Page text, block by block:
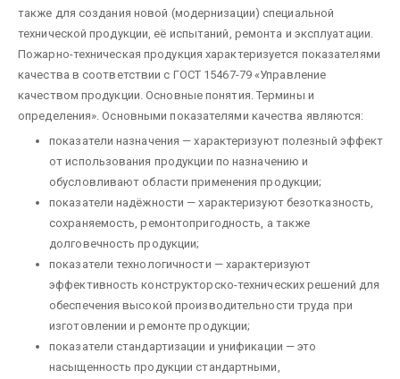
также для создания новой (модернизации) специальной
технической продукции, её испытаний, ремонта и эксплуатации.
Пожарно-техническая продукция характеризуется показателями
качества в соответствии с ГОСТ 15467-79 «Управление
качеством продукции. Основные понятия. Термины и
определения». Основными показателями качества являются:
показатели назначения — характеризуют полезный эффект
от использования продукции по назначению и
обусловливают области применения продукции;
показатели надёжности — характеризуют безотказность,
сохраняемость, ремонтопригодность, а также
долговечность продукции;
показатели технологичности — характеризуют
эффективность конструкторско-технических решений для
обеспечения высокой производительности труда при
изготовлении и ремонте продукции;
показатели стандартизации и унификации — это
насыщенность продукции стандартными,